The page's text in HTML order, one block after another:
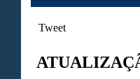
Tweet